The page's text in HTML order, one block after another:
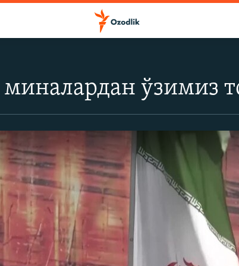
ўзимиз